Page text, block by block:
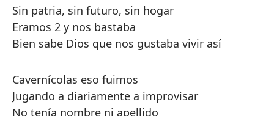
Sin patria, sin futuro, sin hogar
Eramos 2 y nos bastaba
Bien sabe Dios que nos gustaba vivir así
Cavernícolas eso fuimos
Jugando a diariamente a improvisar
No tenía nombre ni apellido